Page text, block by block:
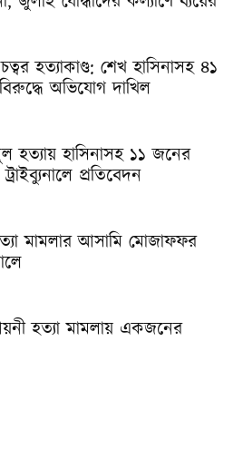
হত্যাকাণ্ড: শেখ হাসিনাসহ ৪১
অভিযোগ দাখিল
হত্যায় হাসিনাসহ ১১ জনের
প্রতিবেদন
মামলার আসামি মোজাফফর
হত্যা মামলায় একজনের